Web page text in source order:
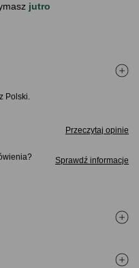
jutro
Polski.
Przeczytaj opinie
Sprawdź informacje